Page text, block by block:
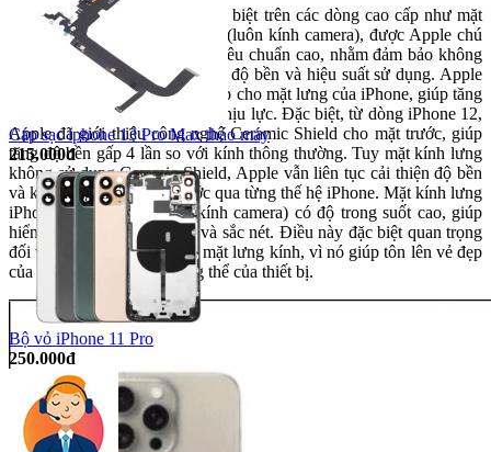
Mặt kính lưng của iPhone, đặc biệt trên các dòng cao cấp như mặt
kính lưng iPhone 15 Pro Max (luôn kính camera), được Apple chú
trọng thiết kế và sản xuất với tiêu chuẩn cao, nhằm đảm bảo không
chỉ về mặt thẩm mỹ mà còn về độ bền và hiệu suất sử dụng. Apple
sử dụng kính cường lực cao cấp cho mặt lưng của iPhone, giúp tăng
khả năng chống trầy xước và chịu lực. Đặc biệt, từ dòng iPhone 12,
Apple đã giới thiệu công nghệ Ceramic Shield cho mặt trước, giúp
tăng độ bền gấp 4 lần so với kính thông thường. Tuy mặt kính lưng
không sử dụng Ceramic Shield, Apple vẫn liên tục cải thiện độ bền
và khả năng chống trầy xước qua từng thế hệ iPhone. Mặt kính lưng
iPhone 15 Pro Max (luôn kính camera) có độ trong suốt cao, giúp
hiển thị màu sắc chân thực và sắc nét. Điều này đặc biệt quan trọng
đối với các dòng iPhone có mặt lưng kính, vì nó giúp tôn lên vẻ đẹp
của màu sắc và thiết kế tổng thể của thiết bị.
Cáp sạc iphone 13 Pro Max tháo máy
215.000đ
Bộ vỏ iPhone 11 Pro
250.000đ